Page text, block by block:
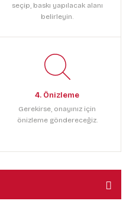
seçip, baskı yapılacak alanı
belirleyin.
4. Önizleme
Gerekirse, onayınız için
önizleme göndereceğiz.